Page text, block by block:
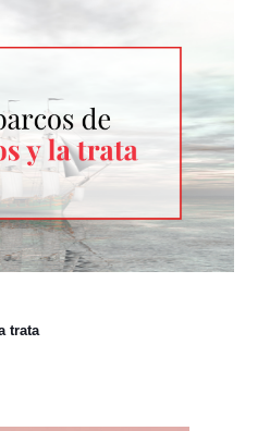
trata